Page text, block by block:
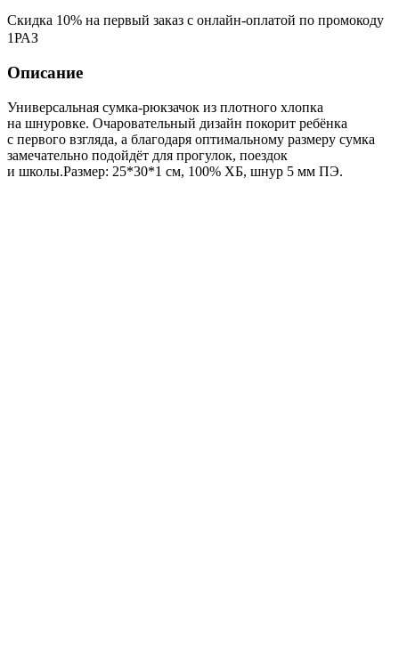
Скидка 10% на первый заказ с онлайн-оплатой по промокоду
1РАЗ
Описание
Универсальная сумка-рюкзачок из плотного хлопка
на шнуровке. Очаровательный дизайн покорит ребёнка
с первого взгляда, а благодаря оптимальному размеру сумка
замечательно подойдёт для прогулок, поездок
и школы.Размер: 25*30*1 см, 100% ХБ, шнур 5 мм ПЭ.